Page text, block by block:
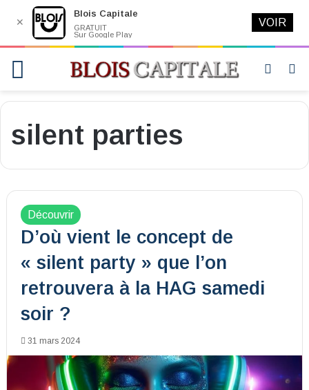
Switch
silent parties
Découvrir
D’où vient le concept de
« silent party » que l’on
retrouvera à la HAG samedi
soir ?
31 mars 2024
✕
Blois Capitale
GRATUIT
Sur Google Play
VOIR